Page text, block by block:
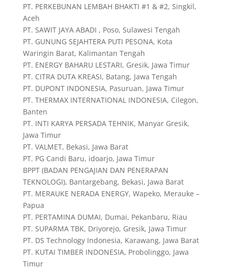
PT. PERKEBUNAN LEMBAH BHAKTI #1 & #2, Singkil,
Aceh
PT. SAWIT JAYA ABADI , Poso, Sulawesi Tengah
PT. GUNUNG SEJAHTERA PUTI PESONA, Kota
Waringin Barat, Kalimantan Tengah
PT. ENERGY BAHARU LESTARI, Gresik, Jawa Timur
PT. CITRA DUTA KREASI, Batang, Jawa Tengah
PT. DUPONT INDONESIA, Pasuruan, Jawa Timur
PT. THERMAX INTERNATIONAL INDONESIA, Cilegon,
Banten
PT. INTI KARYA PERSADA TEHNIK, Manyar Gresik,
Jawa Timur
PT. VALMET, Bekasi, Jawa Barat
PT. PG Candi Baru, idoarjo, Jawa Timur
BPPT (BADAN PENGAJIAN DAN PENERAPAN
TEKNOLOGI), Bantargebang, Bekasi, Jawa Barat
PT. MERAUKE NERADA ENERGY, Wapeko, Merauke –
Papua
PT. PERTAMINA DUMAI, Dumai, Pekanbaru, Riau
PT. SUPARMA TBK, Driyorejo, Gresik, Jawa Timur
PT. DS Technology Indonesia, Karawang, Jawa Barat
PT. KUTAI TIMBER INDONESIA, Probolinggo, Jawa
Timur